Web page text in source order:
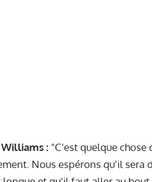
: "C’est quelque
Nous espérons qu'il sera